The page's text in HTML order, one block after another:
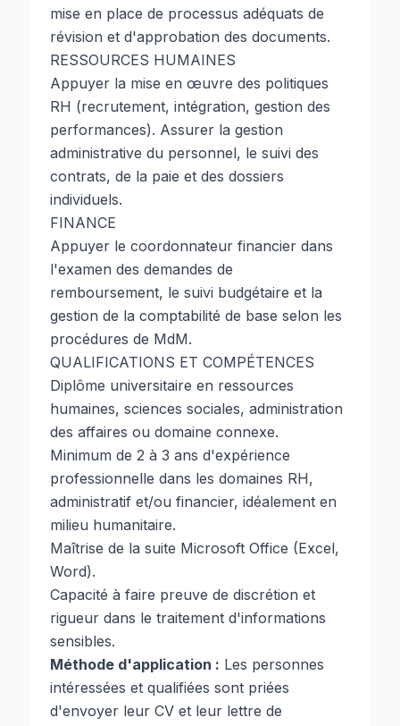
mise en place de processus adéquats de
révision et d'approbation des documents.
RESSOURCES HUMAINES
Appuyer la mise en œuvre des politiques
RH (recrutement, intégration, gestion des
performances). Assurer la gestion
administrative du personnel, le suivi des
contrats, de la paie et des dossiers
individuels.
FINANCE
Appuyer le coordonnateur financier dans
l'examen des demandes de
remboursement, le suivi budgétaire et la
gestion de la comptabilité de base selon les
procédures de MdM.
QUALIFICATIONS ET COMPÉTENCES
Diplôme universitaire en ressources
humaines, sciences sociales, administration
des affaires ou domaine connexe.
Minimum de 2 à 3 ans d'expérience
professionnelle dans les domaines RH,
administratif et/ou financier, idéalement en
milieu humanitaire.
Maîtrise de la suite Microsoft Office (Excel,
Word).
Capacité à faire preuve de discrétion et
rigueur dans le traitement d'informations
sensibles.
Méthode d'application : Les personnes
intéressées et qualifiées sont priées
d'envoyer leur CV et leur lettre de